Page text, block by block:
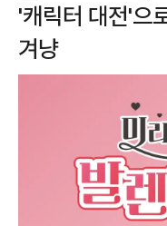
'캐릭터 대전'으
겨냥